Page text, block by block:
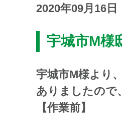
2020年09月16日
宇城市M
宇城市M様より
ありましたので
【作業前】